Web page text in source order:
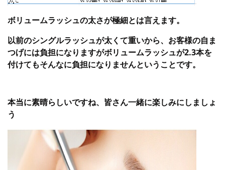
ボリュームラッシュの太さが極細とは言えます。
以前のシングルラッシュが太くて重いから、お客様の自ま
つげには負担になりますがボリュームラッシュが2.3本を
付けてもそんなに負担になりませんということです。
本当に素晴らしいですね、皆さん一緒に楽しみにしましょ
う